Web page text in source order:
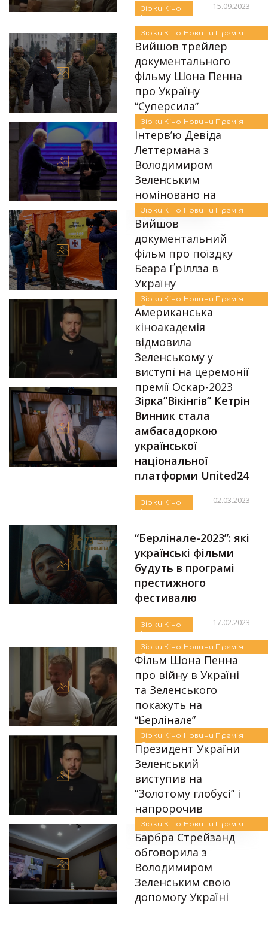
Зірки Кіно
Новини
Премія
Оскар
15.09.2023
Зірки Кіно Новини Премія
Оскар
Вийшов трейлер
документального
фільму Шона Пенна
про Україну
“Суперсила”
25.08.2023
Автор: Аліна Бондарєва
Зірки Кіно Новини Премія
Оскар
Інтерв’ю Девіда
Леттермана з
Володимиром
Зеленським
номіновано на
премію “Еммі”
Автор:
Зірки Кіно Новини Премія
Оскар
Вийшов
документальний
фільм про поїздку
Беара Ґріллза в
Україну
29.03.2023
Автор: Аліна Бондарєва
Зірки Кіно Новини Премія
Оскар
Американська
кіноакадемія
відмовила
Зеленському у
виступі на церемонії
премії Оскар-2023
10.03.2023
Аліна Бондарєва
Зірки Кіно
Новини
Зірка”Вікінгів” Кетрін
Винник стала
амбасадоркою
української
національної
платформи United24
02.03.2023
Зірки Кіно
Новини
Премія
Оскар
“Берлінале-2023”: які
українські фільми
будуть в програмі
престижного
фестивалю
17.02.2023
Зірки Кіно Новини Премія
Оскар
Фільм Шона Пенна
про війну в Україні
та Зеленського
покажуть на
“Берлінале”
24.01.2023
Автор: Єгор Бунін
Зірки Кіно Новини Премія
Оскар
Президент України
Зеленський
виступив на
“Золотому глобусі” і
напророчив
перемогу над Росією
12.01.2023
Єгор Бунін
Зірки Кіно Новини Премія
Оскар
Барбра Стрейзанд
обговорила з
Володимиром
Зеленським свою
допомогу Україні
Єгор Бунін